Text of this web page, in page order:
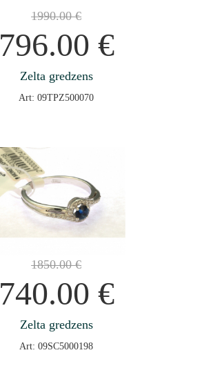
1990.00€
796.00 €
Zelta gredzens
Art: 09TPZ500070
1850.00€
740.00 €
Zelta gredzens
Art: 09SC5000198